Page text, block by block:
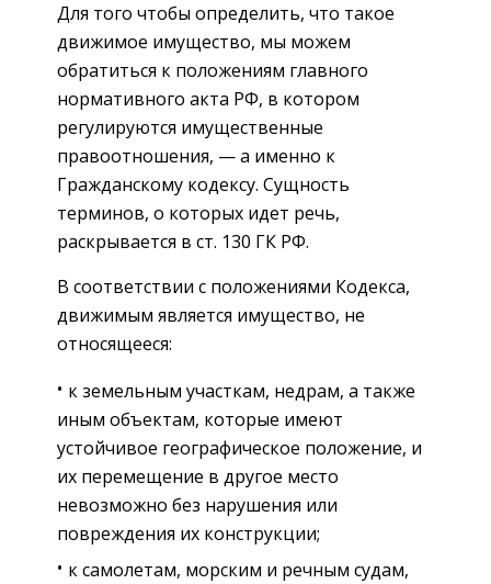
Для того чтобы определить, что такое
движимое имущество, мы можем
обратиться к положениям главного
нормативного акта РФ, в котором
регулируются имущественные
правоотношения, — а именно к
Гражданскому кодексу. Сущность
терминов, о которых идет речь,
раскрывается в ст. 130 ГК РФ.
В соответствии с положениями Кодекса,
движимым является имущество, не
относящееся:
к земельным участкам, недрам, а также
иным объектам, которые имеют
устойчивое географическое положение, и
их перемещение в другое место
невозможно без нарушения или
повреждения их конструкции;
к самолетам, морским и речным судам,